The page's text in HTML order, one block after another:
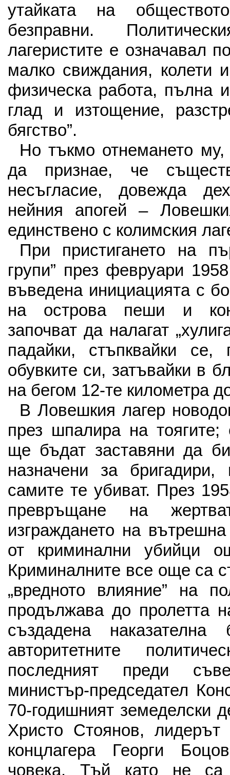
утайката на
безправни.
лагеристите е означавал
малко свиждания, колети
физическа работа, пълна
глад и изтощение,
бягство”.
Но тъкмо отнемането му,
да признае, че
несъгласие, довежда
нейния апогей –
единствено с колимския
При пристигането на
групи” през февруари
въведена инициацията с
на острова пеши и
започват да налагат
падайки, стъпквайки се,
обувките си, затъвайки в
на бегом 12-те километра
В Ловешкия лагер
през шпалира на тоягите;
ще бъдат заставяни да
назначени за
самите те убиват. През
превръщане на
изграждането на
от криминални убийци
Криминалните все още са
„вредното влияние” на
продължава до пролетта
създадена
авторитетните
последният преди
министър-председател
70-годишният земеделски
Христо Стоянов, лидерът
концлагера Георги
човека. Тъй като не